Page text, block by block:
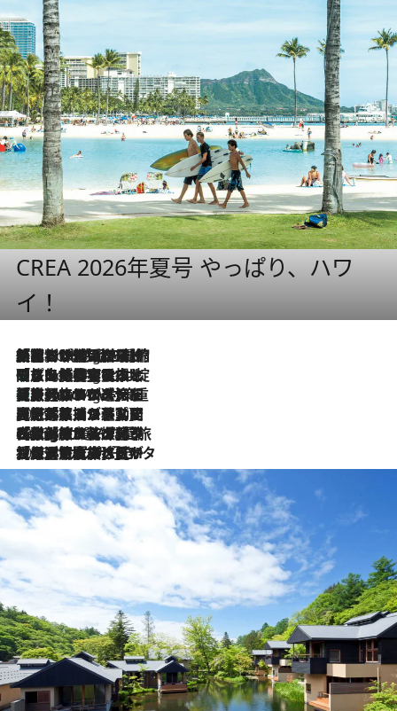
CREA 2026年夏号 やっぱり、ハワ
イ！
1 Hour Ago
「荷物が増えるほど旅ストレスは増す」美容ジャーナリストがたどり着いた最終結論。“化粧品を劇的に減らす”感動の凝縮美容とは
1 Hour Ago
「旅先には金髪ウィッグを持参」日本と同じメイクでは損してる!? 美容ジャーナリストが提案する“掟破りの旅美容”とは
1 Hour Ago
【厳選旅コスメ】「身軽さ＆UV対策重視！」ヘアアーティストshucoが選んだ夏旅ベストコスメを発表【Mサイズジップ】
2026.8.5
【厳選旅コスメ】国内をあちこち移動する河井菜摘が選んだ夏旅ベストコスメ発表！「リラックスアイテムはマスト」【Mサイズジップ】
2026.8.4
【厳選旅コスメ】「紫外線＆乾燥対策しながらメイク感も！」ヘア＆メイクGeorgeが選んだ夏旅ベストコスメを発表！【Mサイズジップ】
2026.8.3
【厳選旅コスメ】「保湿もタイパ重視！」“サウナ好き”タレント清水みさとが愛用する夏旅ベストコスメを発表！【Mサイズジップ】